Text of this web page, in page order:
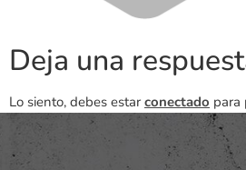
Deja una
Lo siento, debes estar conectado para